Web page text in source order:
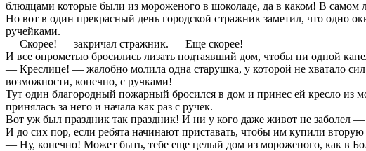
блюдцами которые были из мороженого в шоколаде, да в каком! В самом
Но вот в один прекрасный день городской стражник заметил, что одно
ручейками.
— Скорее! — закричал стражник. — Еще скорее!
И все опрометью бросились лизать подтаявший дом, чтобы ни одной
— Креслице! — жалобно молила одна старушка, у которой не хватало
возможности, конечно, с ручками!
Тут один благородный пожарный бросился в дом и принес ей кресло из
принялась за него и начала как раз с ручек.
Вот уж был праздник так праздник! И ни у кого даже живот не заболел —
И до сих пор, если ребята начинают приставать, чтобы им купили
— Ну, конечно! Может быть, тебе еще целый дом из мороженого, как в